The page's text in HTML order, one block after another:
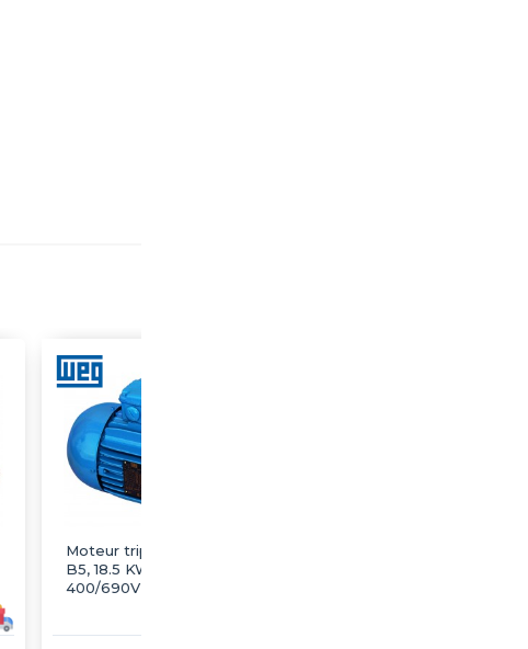
Moteur triphasé WEG
B5, 18.5 KW, 1500 tr/min,
400/690V, IE3, Alu